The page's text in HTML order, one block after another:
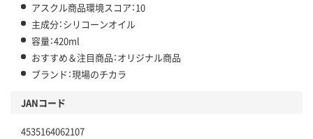
アスクル商品環境スコア：10
主成分：シリコーンオイル
容量：420ml
おすすめ＆注目商品：オリジナル商品
ブランド：現場のチカラ
JANコード
4535164062107